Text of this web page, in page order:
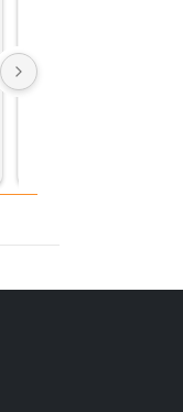
Buen servicio